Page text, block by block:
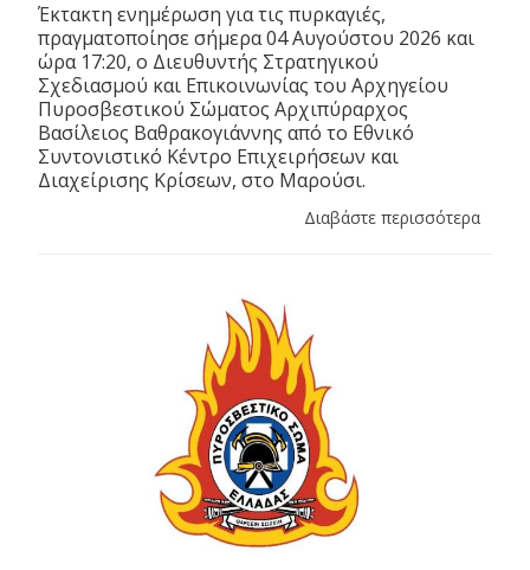
Έκτακτη ενημέρωση για τις πυρκαγιές,
πραγματοποίησε σήμερα 04 Αυγούστου 2026 και
ώρα 17:20, ο Διευθυντής Στρατηγικού
Σχεδιασμού και Επικοινωνίας του Αρχηγείου
Πυροσβεστικού Σώματος Αρχιπύραρχος
Βασίλειος Βαθρακογιάννης από το Εθνικό
Συντονιστικό Κέντρο Επιχειρήσεων και
Διαχείρισης Κρίσεων, στο Μαρούσι.
Διαβάστε περισσότερα